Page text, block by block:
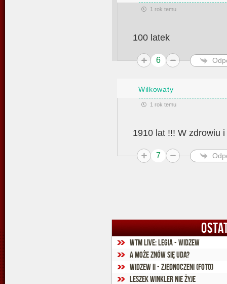
1 rok temu
100 latek
6
Wilkowaty
1 rok temu
1910 lat !!! W zdrowiu
7
WTM Live: Legia - Widzew
A może znów się uda?
Widzew II - Zjednoczeni (foto)
Leszek Winkler nie żyje